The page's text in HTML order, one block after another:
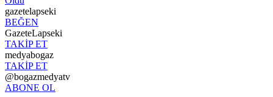
gazetelapseki
BEĞEN
GazeteLapseki
TAKİP ET
medyabogaz
TAKİP ET
@bogazmedyatv
ABONE OL